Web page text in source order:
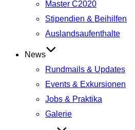
Master C2020
Stipendien & Beihilfen
Auslandsaufenthalte
News
Rundmails & Updates
Events & Exkursionen
Jobs & Praktika
Galerie